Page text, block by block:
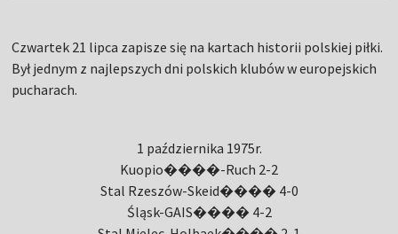
Czwartek 21 lipca zapisze się na kartach historii polskiej piłki.
Był jednym z najlepszych dni polskich klubów w europejskich
pucharach.
1 października 1975r.
Kuopio����-Ruch 2-2
Stal Rzeszów-Skeid���� 4-0
Śląsk-GAIS���� 4-2